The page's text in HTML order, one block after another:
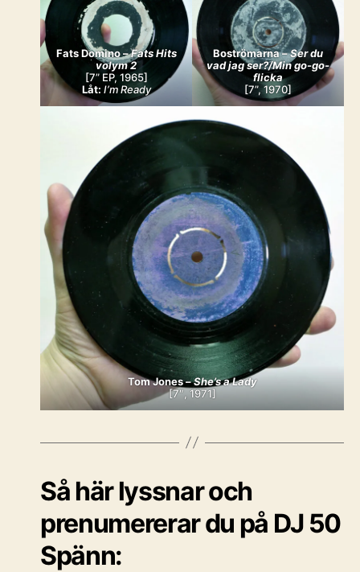
Fats Domino –Fats Hits
volym 2
[7” EP, 1965]
Låt: I’m Ready
Boströmarna –Ser du
vad jag ser?/Min go-go-
flicka
[7”, 1970]
Tom Jones –She’s a Lady
[7″, 1971]
Så här lyssnar och
prenumererar du på DJ 50
Spänn: